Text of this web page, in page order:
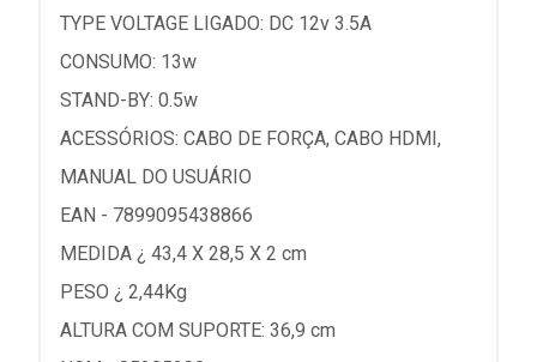
TYPE VOLTAGE LIGADO: DC 12v 3.5A
CONSUMO: 13w
STAND-BY: 0.5w
ACESSÓRIOS: CABO DE FORÇA, CABO HDMI,
MANUAL DO USUÁRIO
EAN - 7899095438866
MEDIDA ¿ 43,4 X 28,5 X 2 cm
PESO ¿ 2,44Kg
ALTURA COM SUPORTE: 36,9 cm